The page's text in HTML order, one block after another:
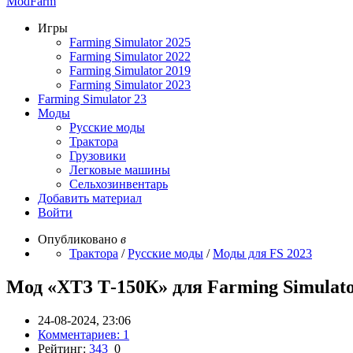
Игры
Farming Simulator 2025
Farming Simulator 2022
Farming Simulator 2019
Farming Simulator 2023
Farming Simulator 23
Моды
Русские моды
Трактора
Грузовики
Легковые машины
Сельхозинвентарь
Добавить материал
Войти
Опубликовано в
Трактора /Русские моды /Моды для FS 2023
Мод «ХТЗ Т-150К» для Farming
24-08-2024, 23:06
Комментариев: 1
Рейтинг: 343 0